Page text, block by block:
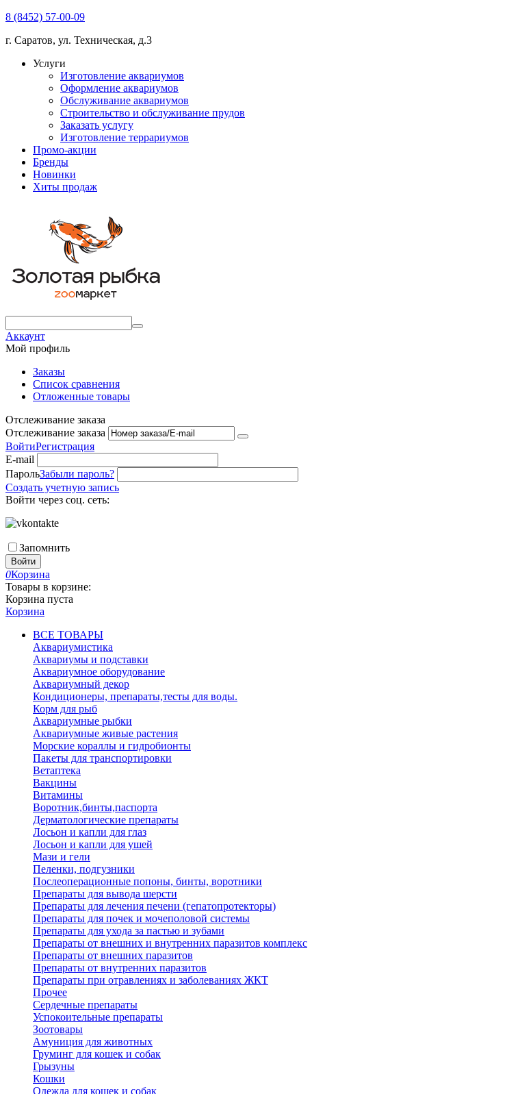
8 (8452) 57-00-09
г. Саратов, ул. Техническая, д.3
Услуги
Изготовление аквариумов
Оформление аквариумов
Обслуживание аквариумов
Строительство и обслуживание прудов
Заказать услугу
Изготовление террариумов
Промо-акции
Бренды
Новинки
Хиты продаж
Аккаунт
Мой профиль
Заказы
Список сравнения
Отложенные товары
Отслеживание заказа
Отслеживание заказа
ВойтиРегистрация
E-mail
ПарольЗабыли пароль?
Создать учетную запись
Войти через соц. сеть:
Запомнить
Войти
0Корзина
Товары в корзине:
Корзина пуста
Корзина
ВСЕ ТОВАРЫ
Аквариумистика
Аквариумы и подставки
Аквариумное оборудование
Аквариумный декор
Кондиционеры, препараты,тесты для воды.
Корм для рыб
Аквариумные рыбки
Аквариумные живые растения
Морские кораллы и гидробионты
Пакеты для транспортировки
Ветаптека
Вакцины
Витамины
Воротник,бинты,паспорта
Дерматологические препараты
Лосьон и капли для глаз
Лосьон и капли для ушей
Мази и гели
Пеленки, подгузники
Послеоперационные попоны, бинты, воротники
Препараты для вывода шерсти
Препараты для лечения печени (гепатопротекторы)
Препараты для почек и мочеполовой системы
Препараты для ухода за пастью и зубами
Препараты от внешних и внутренних паразитов комплекс
Препараты от внешних паразитов
Препараты от внутренних паразитов
Препараты при отравлениях и заболеваниях ЖКТ
Прочее
Сердечные препараты
Успокоительные препараты
Зоотовары
Амуниция для животных
Груминг для кошек и собак
Грызуны
Кошки
Одежда для кошек и собак